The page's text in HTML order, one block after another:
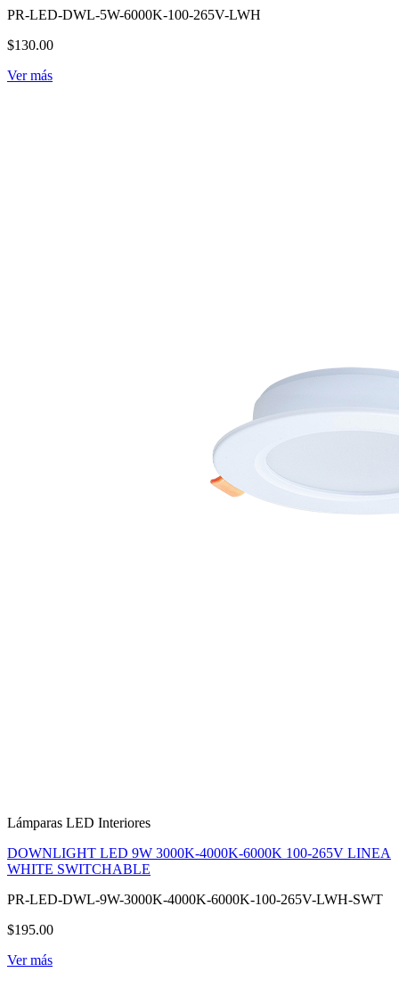
PR-LED-DWL-5W-6000K-100-265V-LWH
$130.00
Ver más
Lámparas LED Interiores
DOWNLIGHT LED 9W 3000K-4000K-6000K 100-265V LINEA
WHITE SWITCHABLE
PR-LED-DWL-9W-3000K-4000K-6000K-100-265V-LWH-SWT
$195.00
Ver más